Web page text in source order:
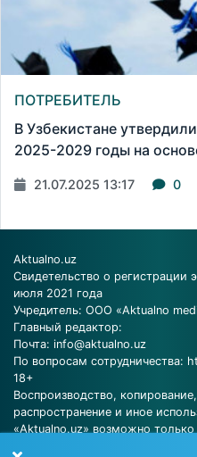
ПОТРЕБИТЕЛЬ
В Узбекистане
2025-2029 годы на
21.07.2025 13:17 0
Aktualno.uz
Свидетельство о
июля 2021 года
Учредитель: ООО «Aktualno
Главный редактор:
Почта: info@aktualno.uz
По вопросам сотрудничества:
18+
Воспроизводство,
распространение и иное
«Aktualno.uz» возможно